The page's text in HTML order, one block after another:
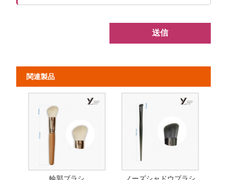
送信
関連製品